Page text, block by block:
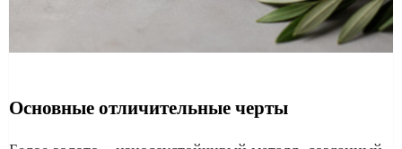
Основные отличительные черты